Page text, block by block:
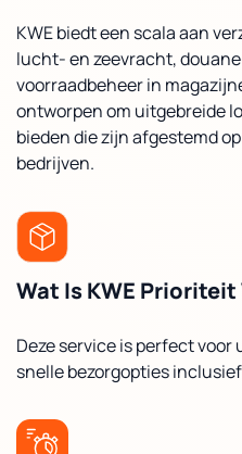
KWE biedt een scala aan
lucht- en zeevracht,
voorraadbeheer in
ontworpen om uitgebreide
bieden die zijn afgestemd
bedrijven.
Wat Is KWE
Deze service is perfect
snelle bezorgopties